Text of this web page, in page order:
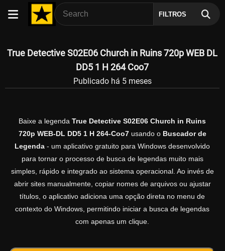
FILTROS
True Detective S02E06 Church in Ruins 720p WEB DL
DD5 1 H 264 Coo7
Publicado há 5 meses
Baixe a legenda True Detective S02E06 Church in Ruins
720p WEB-DL DD5 1 H 264-Coo7usando o Buscador de
Legenda - um aplicativo gratuito para Windows desenvolvido
para tornar o processo de busca de legendas muito mais
simples, rápido e integrado ao sistema operacional. Ao invés de
abrir sites manualmente, copiar nomes de arquivos ou ajustar
títulos, o aplicativo adiciona uma opção direta no menu de
contexto do Windows, permitindo iniciar a busca de legendas
com apenas um clique.